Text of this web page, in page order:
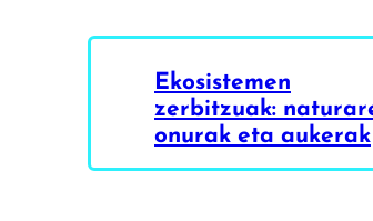
Ekosistemen
zerbitzuak:
onurak eta aukerak